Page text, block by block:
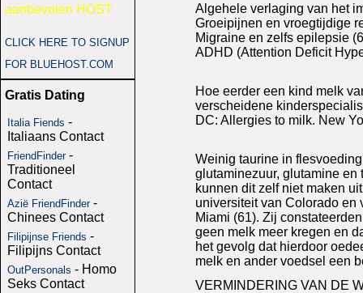
aanbevolen HOST
CLICK HERE TO SIGNUP
FOR BLUEHOST.COM
Gratis Dating
Italia Fiends -
Italiaans Contact
FriendFinder-
Traditioneel
Contact
Azië FriendFinder-
Chinees Contact
Filipijnse Friends -
Filipijns Contact
OutPersonals - Homo
Seks Contact
Algehele verlaging van het
Groeipijnen en vroegtijdige
Migraine en zelfs epilepsie
ADHD (Attention Deficit
Hoe eerder een kind melk
verscheidene
DC: Allergies to milk. New
Weinig taurine in
glutaminezuur, glutamine en
kunnen dit zelf niet maken
universiteit van Colorado en
Miami (61). Zij
geen melk meer kregen en
het gevolg dat hierdoor
melk en ander voedsel een
VERMINDERING VAN DE